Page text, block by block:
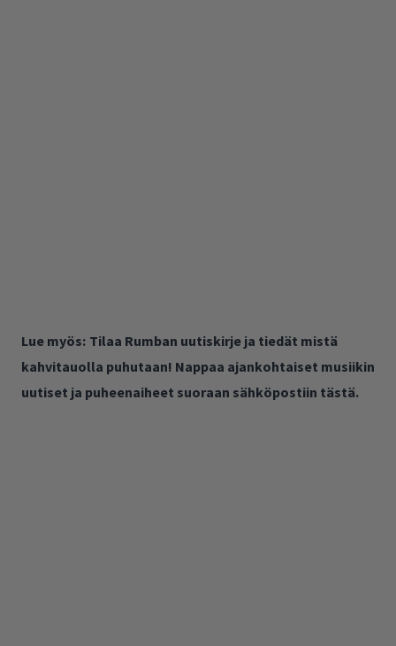
Lue myös: Tilaa Rumban uutiskirje ja tiedät mistä
kahvitauolla puhutaan! Nappaa ajankohtaiset musiikin
uutiset ja puheenaiheet suoraan sähköpostiin tästä.